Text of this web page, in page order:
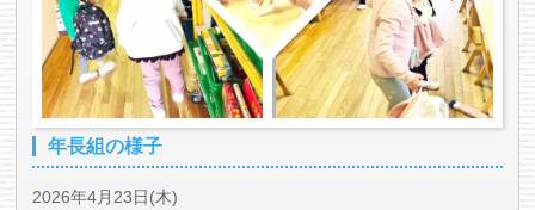
年長組の様子
2026年4月23日(木)